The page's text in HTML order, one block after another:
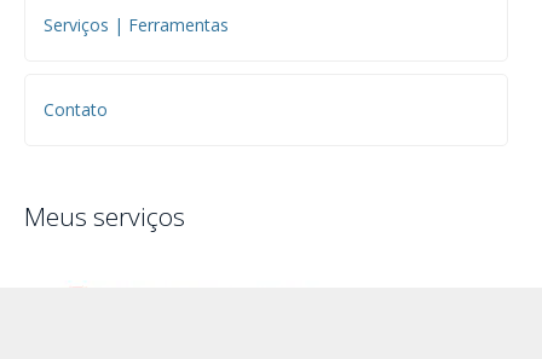
Serviços | Ferramentas
Contato
Meus serviços